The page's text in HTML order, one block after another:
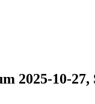
2025-10-27,